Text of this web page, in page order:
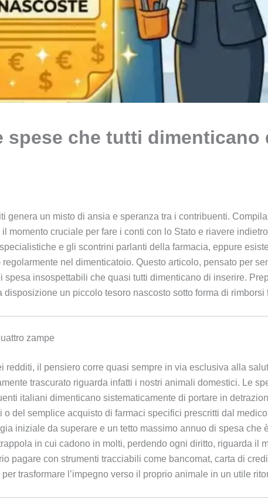
spese che tutti dimenticano
genera un misto di ansia e speranza tra i contribuenti.
momento cruciale per fare i conti con lo Stato e riavere
e gli scontrini parlanti della farmacia, eppure
nel dimenticatoio. Questo articolo, pensato per
insospettabili che quasi tutti dimenticano di inserire.
un piccolo tesoro nascosto sotto forma di
zampe
redditi, il pensiero corre quasi sempre in via esclusiva alla
trascurato riguarda infatti i nostri animali domestici. Le
italiani dimenticano sistematicamente di portare in
del semplice acquisto di farmaci specifici prescritti dal
iniziale da superare e un tetto massimo annuo di spesa che
in cui cadono in molti, perdendo ogni diritto, riguarda il
pagare con strumenti tracciabili come bancomat, carta di
trasformare l’impegno verso il proprio animale in un utile